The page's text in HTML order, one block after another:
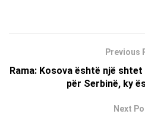
Previous
Rama: Kosova është një
për Serbinë, ky
Next